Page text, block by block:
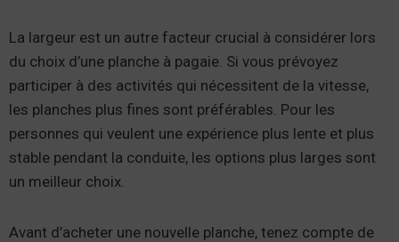
La largeur est un autre facteur crucial à considérer lors
du choix d’une planche à pagaie. Si vous prévoyez
participer à des activités qui nécessitent de la vitesse,
les planches plus fines sont préférables. Pour les
personnes qui veulent une expérience plus lente et plus
stable pendant la conduite, les options plus larges sont
un meilleur choix.
Avant d’acheter une nouvelle planche, tenez compte de